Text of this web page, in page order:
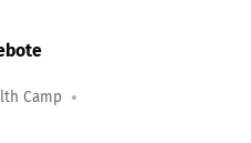
Camp